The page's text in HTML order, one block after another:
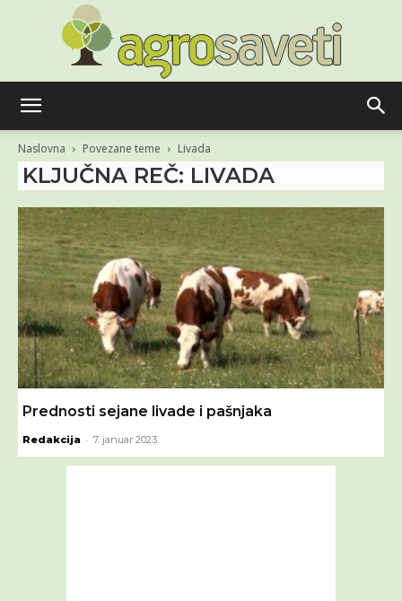
Naslovna Povezane teme Livada
KLJUČNA REČ: LIVADA
Prednosti sejane livade i pašnjaka
Redakcija - 7. januar 2023.